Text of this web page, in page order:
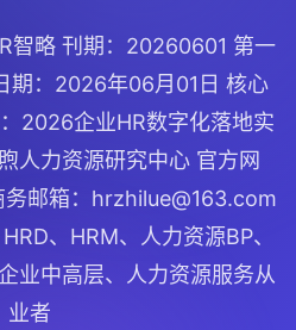
智略 刊期：20260601 第一
期：2026年06月01日 核心
2026企业HR数字化落地实
人力资源研究中心 官方网
邮箱：hrzhilue@163.com
、HRM、人力资源BP、
业中高层、人力资源服务从
业者